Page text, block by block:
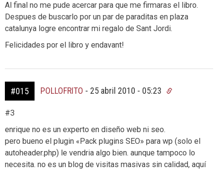
Al final no me pude acercar para que me firmaras el libro.
Despues de buscarlo por un par de paraditas en plaza
catalunya logre encontrar mi regalo de Sant Jordi.
Felicidades por el libro y endavant!
#015 POLLOFRITO - 25 abril 2010 - 05:23
#3
enrique no es un experto en diseño web ni seo.
pero bueno el plugin «Pack plugins SEO» para wp (solo el
autoheader.php) le vendria algo bien. aunque tampoco lo
necesita. no es un blog de visitas masivas sin calidad, aquí